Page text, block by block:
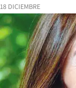
18 DICIEMBRE